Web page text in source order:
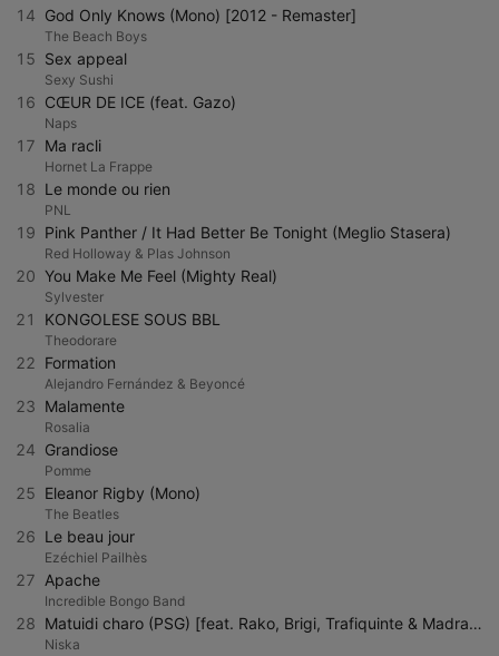
14 God Only Knows (Mono) [2012 - Remaster]
The Beach Boys
15 Sex appeal
Sexy Sushi
16 CŒUR DE ICE (feat. Gazo)
Naps
17 Ma racli
Hornet La Frappe
18 Le monde ou rien
PNL
19 Pink Panther / It Had Better Be Tonight (Meglio Stasera)
Red Holloway & Plas Johnson
20 You Make Me Feel (Mighty Real)
Sylvester
21 KONGOLESE SOUS BBL
Theodorare
22 Formation
Alejandro Fernández & Beyoncé
23 Malamente
Rosalia
24 Grandiose
Pomme
25 Eleanor Rigby (Mono)
The Beatles
26 Le beau jour
Ezéchiel Pailhès
27 Apache
Incredible Bongo Band
28 Matuidi charo (PSG) [feat. Rako, Brigi, Trafiquinte & Madrane]
Niska